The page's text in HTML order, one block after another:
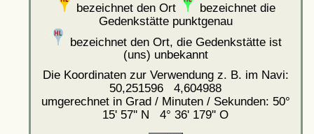
bezeichnet den Ort
bezeichnet die
Gedenkstätte punktgenau
bezeichnet den Ort, die Gedenkstätte ist
(uns) unbekannt
Die Koordinaten zur Verwendung z. B. im Navi:
50,251596 4,604988
umgerechnet in Grad / Minuten / Sekunden: 50°
15' 57'' N 4° 36' 179'' O